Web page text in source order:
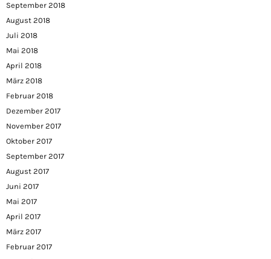
September 2018
August 2018
Juli 2018
Mai 2018
April 2018
März 2018
Februar 2018
Dezember 2017
November 2017
Oktober 2017
September 2017
August 2017
Juni 2017
Mai 2017
April 2017
März 2017
Februar 2017